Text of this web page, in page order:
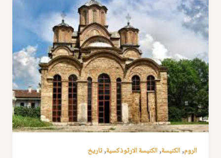
الروم,الكنيسة,الكنيسة الارثوذكسية,تاريخ